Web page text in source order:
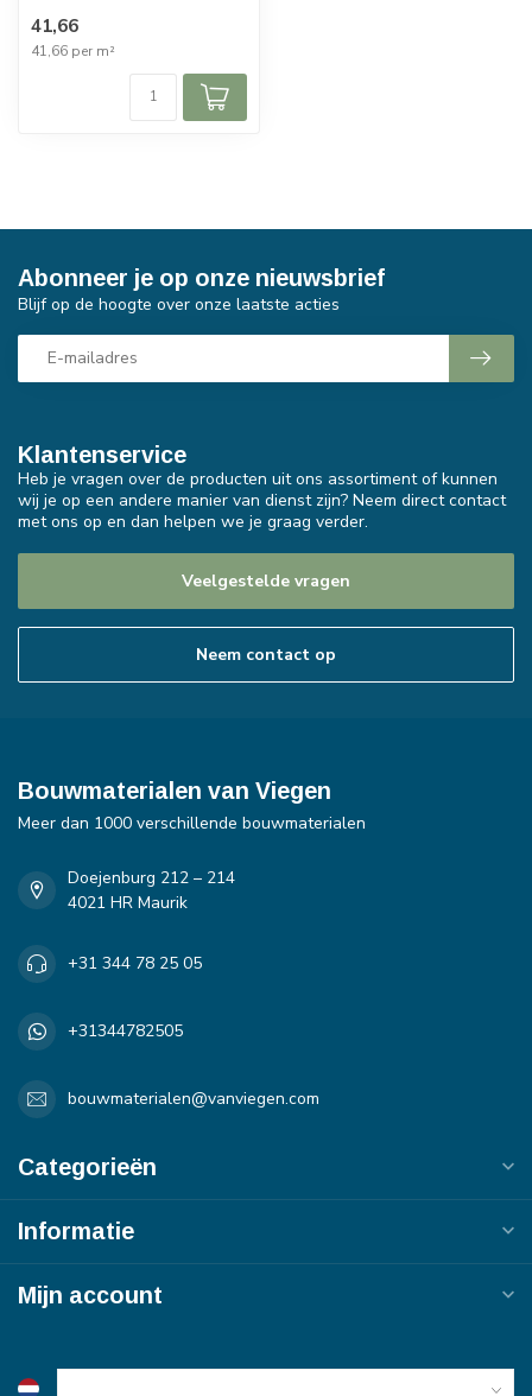
41,66
41,66 per m²
Klantenservice
Heb je vragen over de producten uit ons assortiment of kunnen
wij je op een andere manier van dienst zijn? Neem direct contact
met ons op en dan helpen we je graag verder.
Veelgestelde vragen
Neem contact op
Abonneer je op onze nieuwsbrief
Blijf op de hoogte over onze laatste acties
Bouwmaterialen van Viegen
Meer dan 1000 verschillende bouwmaterialen
Doejenburg 212 – 214
4021 HR Maurik
+31 344 78 25 05
+31344782505
bouwmaterialen@vanviegen.com
Categorieën
Informatie
Mijn account